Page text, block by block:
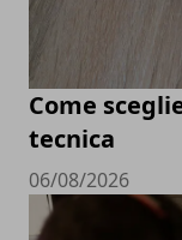
Come
tecnica
06/08/2026